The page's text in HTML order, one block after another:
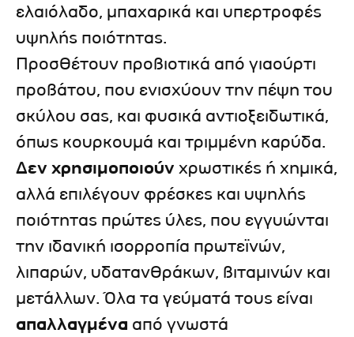
ελαιόλαδο, μπαχαρικά και υπερτροφές
υψηλής ποιότητας.
Προσθέτουν προβιοτικά από γιαούρτι
προβάτου, που ενισχύουν την πέψη του
σκύλου σας, και φυσικά αντιοξειδωτικά,
όπως κουρκουμά και τριμμένη καρύδα.
Δεν χρησιμοποιούν χρωστικές ή χημικά,
αλλά επιλέγουν φρέσκες και υψηλής
ποιότητας πρώτες ύλες, που εγγυώνται
την ιδανική ισορροπία πρωτεϊνών,
λιπαρών, υδατανθράκων, βιταμινών και
μετάλλων. Όλα τα γεύματά τους είναι
απαλλαγμένα από γνωστά